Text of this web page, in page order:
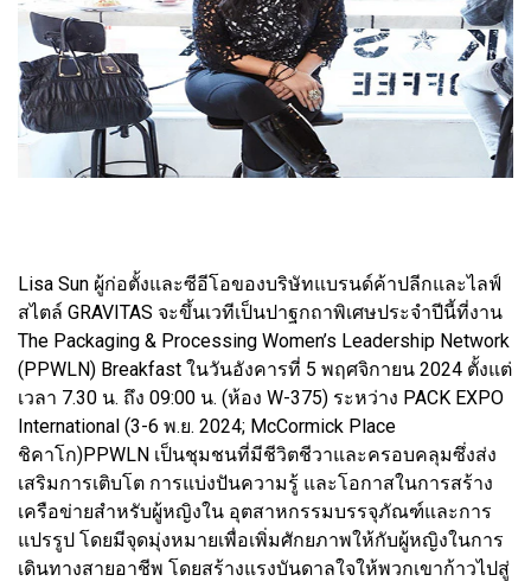
Lisa Sun ผู้ก่อตั้งและซีอีโอของบริษัทแบรนด์ค้าปลีกและไลฟ์
สไตล์ GRAVITAS จะขึ้นเวทีเป็นปาฐกถาพิเศษประจำปีนี้ที่งาน
The Packaging & Processing Women’s Leadership Network
(PPWLN) Breakfast ในวันอังคารที่ 5 พฤศจิกายน 2024 ตั้งแต่
เวลา 7.30 น. ถึง 09:00 น. (ห้อง W-375) ระหว่าง PACK EXPO
International (3-6 พ.ย. 2024; McCormick Place
ชิคาโก)PPWLN เป็นชุมชนที่มีชีวิตชีวาและครอบคลุมซึ่งส่ง
เสริมการเติบโต การแบ่งปันความรู้ และโอกาสในการสร้าง
เครือข่ายสำหรับผู้หญิงใน อุตสาหกรรมบรรจุภัณฑ์และการ
แปรรูป โดยมีจุดมุ่งหมายเพื่อเพิ่มศักยภาพให้กับผู้หญิงในการ
เดินทางสายอาชีพ โดยสร้างแรงบันดาลใจให้พวกเขาก้าวไปสู่